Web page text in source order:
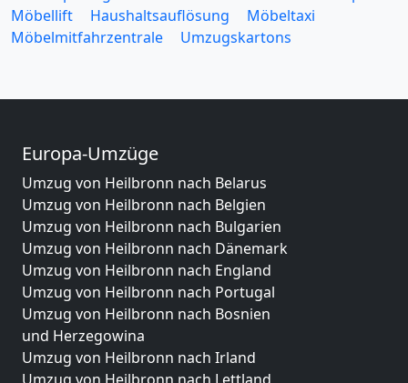
Möbellift
Haushaltsauflösung
Möbeltaxi
Möbelmitfahrzentrale
Umzugskartons
Europa-Umzüge
Umzug von Heilbronn nach Belarus
Umzug von Heilbronn nach Belgien
Umzug von Heilbronn nach Bulgarien
Umzug von Heilbronn nach Dänemark
Umzug von Heilbronn nach England
Umzug von Heilbronn nach Portugal
Umzug von Heilbronn nach Bosnien
und Herzegowina
Umzug von Heilbronn nach Irland
Umzug von Heilbronn nach Lettland